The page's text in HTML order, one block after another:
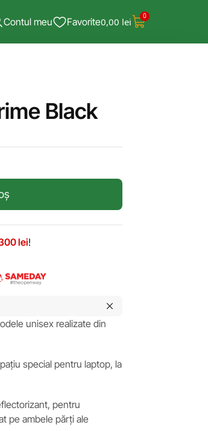
Contul meu Favorite0,00 lei 0
Black
lei!
unisex realizate din
special pentru laptop, la
pentru
pe ambele părți ale